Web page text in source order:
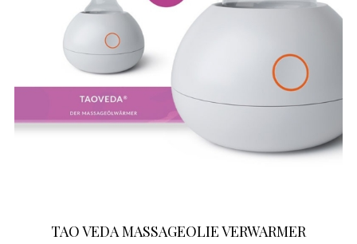
TAO VEDA MASSAGEOLIE VERWARMER